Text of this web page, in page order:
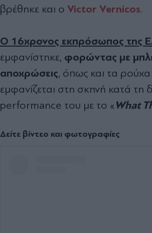
βρέθηκε και ο Victor Vernicos.
Ο 16χρονος εκπρόσωπος της
εμφανίστηκε, φορώντας με
αποχρώσεις, όπως και τα
εμφανίζεται στη σκηνή κατά τη
performance του με το « What
Δείτε βίντεο και φωτογραφίες